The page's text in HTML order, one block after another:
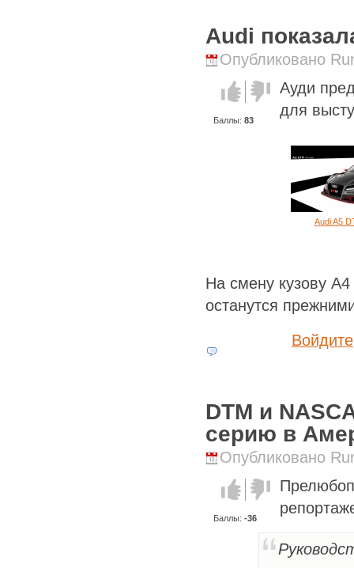
Audi
Опубликовано
Голос за!Голос
против!
Баллы: 83
Ауди
для
Audi A5
На смену кузову
останутся
Войдите
DTM и
серию в
Опубликовано
Голос за!Голос
против!
Баллы: -36